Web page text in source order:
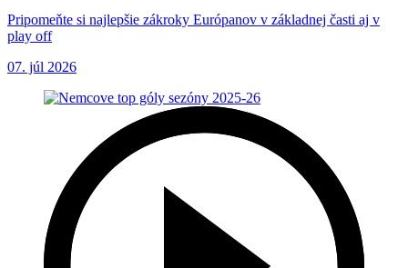
Pripomeňte si najlepšie zákroky Európanov v základnej časti aj v
play off
07. júl 2026